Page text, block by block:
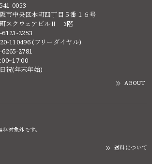
0053
市中央区本町四丁目５番１６号
スクウェアビルⅡ 3階
6121-2253
110496 (フリーダイヤル)
6265-2781
祝(年末年始)
ABOUT
対象外です。
送料について